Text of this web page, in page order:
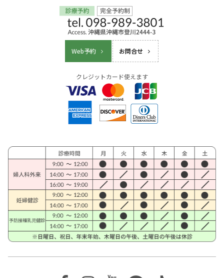
Web予約 お問合せ
クレジットカード使えます